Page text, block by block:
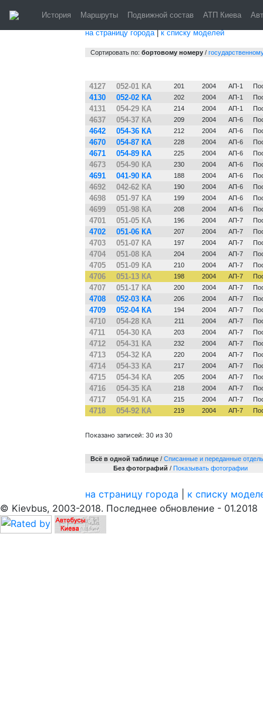
История Маршруты Подвижной состав АТП Киева
Киев.
на страницу города|к списку моделей
Сортировать по: бортовому номеру /
4127 052-01 КА 201 2004 АП-1
4130 052-02 КА 202 2004 АП-1
4131 054-29 КА 214 2004 АП-1
4637 054-37 КА 209 2004 АП-6
4642 054-36 КА 212 2004 АП-6
4670 054-87 КА 228 2004 АП-6
4671 054-89 КА 225 2004 АП-6
4673 054-90 КА 230 2004 АП-6
4691 041-90 КА 188 2004 АП-6
4692 042-62 КА 190 2004 АП-6
4698 051-97 КА 199 2004 АП-6
4699 051-98 КА 208 2004 АП-6
4701 051-05 КА 196 2004 АП-7
4702 051-06 КА 207 2004 АП-7
4703 051-07 КА 197 2004 АП-7
4704 051-08 КА 204 2004 АП-7
4705 051-09 КА 210 2004 АП-7
4706 051-13 КА 198 2004 АП-7
4707 051-17 КА 200 2004 АП-7
4708 052-03 КА 206 2004 АП-7
4709 052-04 КА 194 2004 АП-7
4710 054-28 КА 211 2004 АП-7
4711 054-30 КА 203 2004 АП-7
4712 054-31 КА 232 2004 АП-7
4713 054-32 КА 220 2004 АП-7
4714 054-33 КА 217 2004 АП-7
4715 054-34 КА 205 2004 АП-7
4716 054-35 КА 218 2004 АП-7
4717 054-91 КА 215 2004 АП-7
4718 054-92 КА 219 2004 АП-7
Показано записей: 30 из 30
Всё в одной таблице / Cписанные и переданные
Без фотографий / Показывать фотографии
на страницу города
к списку
© Kievbus, 2003-2018. Последнее обновление - 01.2018